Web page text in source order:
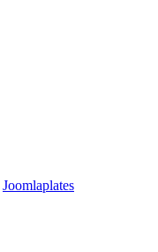
Joomlaplates